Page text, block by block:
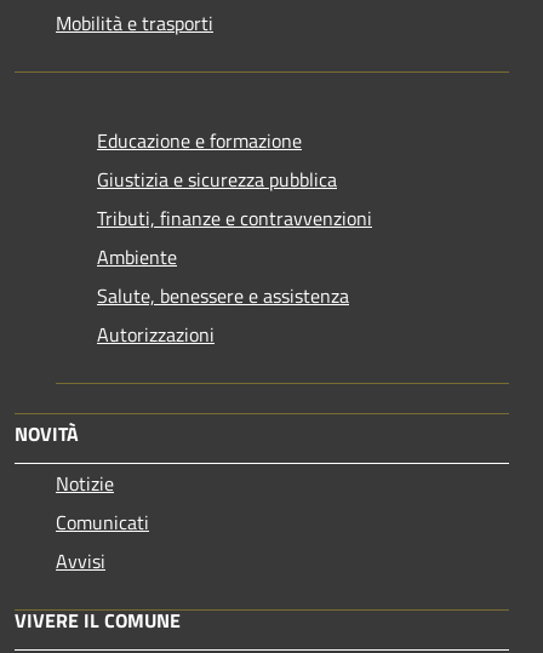
Mobilità e trasporti
Educazione e formazione
Giustizia e sicurezza pubblica
Tributi, finanze e contravvenzioni
Ambiente
Salute, benessere e assistenza
Autorizzazioni
NOVITÀ
Notizie
Comunicati
Avvisi
VIVERE IL COMUNE